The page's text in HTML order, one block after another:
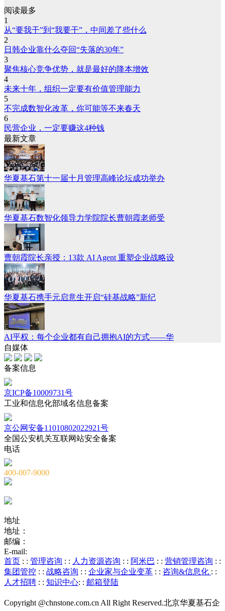
阅读最多
1
从“要我干”到“我要干”，中间差了些什么
2
日韩企业靠什么夺回“失落的30年”
3
聚焦核心竞争优势，就是最好的降本增效
4
未来十年，组织一定要有价值管理能力
5
不完成数智化改革，你可能等不来春天
6
民营企业，一定要赚这4种钱
最新文章
华夏基石第十一届十月管理高峰论坛成功举办
华夏基石数智化领导力学院院长曹朝霞老师受
曹朝霞院长亲授：13款 AI Agent 重塑企业战略设
华夏基石携手元启意生开启“硅基战略”新纪
AI平权：每个企业都有自己拥抱AI的方式——华
自媒体
备案信息
京ICP备10009731号
工业和信息化部域名信息备案
京公网安备11010802022921号
全国公安机关互联网站安全备案
电话
400-007-9000
地址
地址：
邮编：
E-mail:
首页 : : 管理咨询 : : 人力资源咨询 : : 阿米巴 : : 营销管理咨询 : :
集团管控 : : 战略咨询 : : 企业家与企业变革 : : 咨询&信息化 : :
人才招聘 : : 知识中心: : 邮箱登陆
Copyright @chnstone.com.cn All Right Reserved.北京华夏基石企